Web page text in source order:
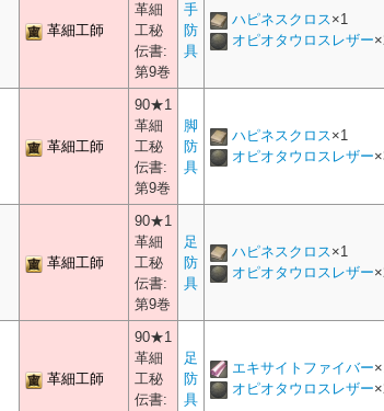
革細工師
革細
工秘
伝書:
第9巻
手
防
具
ハピネスクロス×1
オピオタウロスレザー×
革細工師
90★1
革細
工秘
伝書:
第9巻
脚
防
具
ハピネスクロス×1
オピオタウロスレザー×
革細工師
90★1
革細
工秘
伝書:
第9巻
足
防
具
ハピネスクロス×1
オピオタウロスレザー×
革細工師
90★1
革細
工秘
伝書:
足
防
具
エキサイトファイバー×
オピオタウロスレザー×